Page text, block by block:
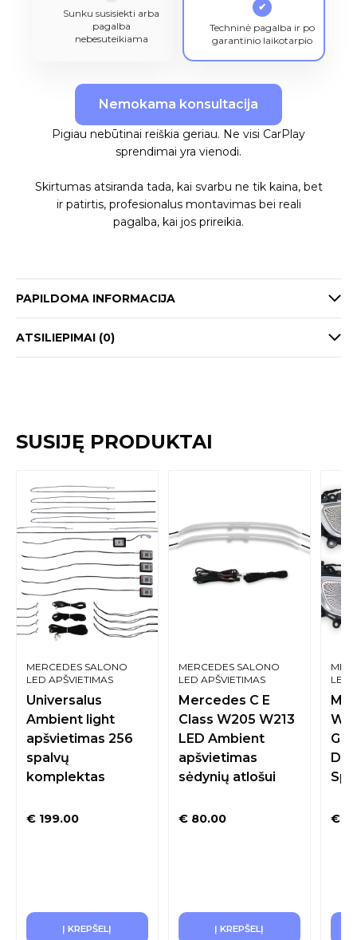
Sunku susisiekti arba
pagalba
nebesuteikiama
✔
Techninė pagalba ir po
garantinio laikotarpio
Nemokama konsultacija
Pigiau nebūtinai reiškia geriau. Ne visi CarPlay
sprendimai yra vienodi.
Skirtumas atsiranda tada, kai svarbu ne tik kaina, bet
ir patirtis, profesionalus montavimas bei reali
pagalba, kai jos prireikia.
PAPILDOMA INFORMACIJA
ATSILIEPIMAI (0)
SUSIJĘ PRODUKTAI
MERCEDES SALONO
LED APŠVIETIMAS
Universalus
Ambient light
apšvietimas 256
spalvų
komplektas
€ 199.00
Į KREPŠELĮ
MERCEDES SALONO
LED APŠVIETIMAS
Mercedes C E
Class W205 W213
LED Ambient
apšvietimas
sėdynių atlošui
€80.00
Į KREPŠELĮ
LED
€